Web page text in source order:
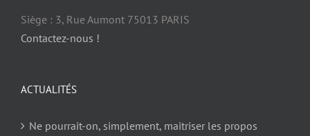
Siège : 3, Rue Aumont 75013 PARIS
Contactez-nous !
ACTUALITÉS
Ne pourrait-on, simplement, maitriser les propos